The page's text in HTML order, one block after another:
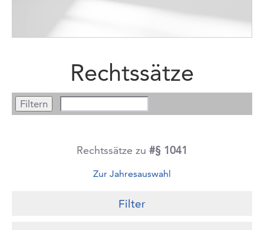
Rechtssätze
Rechtssätze zu #§ 1041
Zur Jahresauswahl
Filter